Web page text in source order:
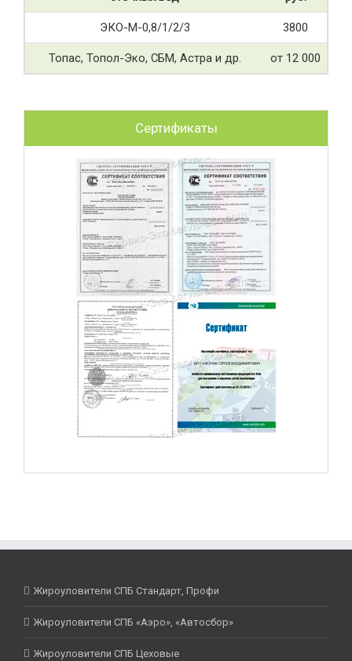
ЭКО-М-0,8/1/2/3 3800
Топас, Топол-Эко, СБМ, Астра и др. от 12 000
Сертификаты
Жироуловители СПБ Стандарт, Профи
Жироуловители СПБ «Аэро», «Автосбор»
Жироуловители СПБ Цеховые